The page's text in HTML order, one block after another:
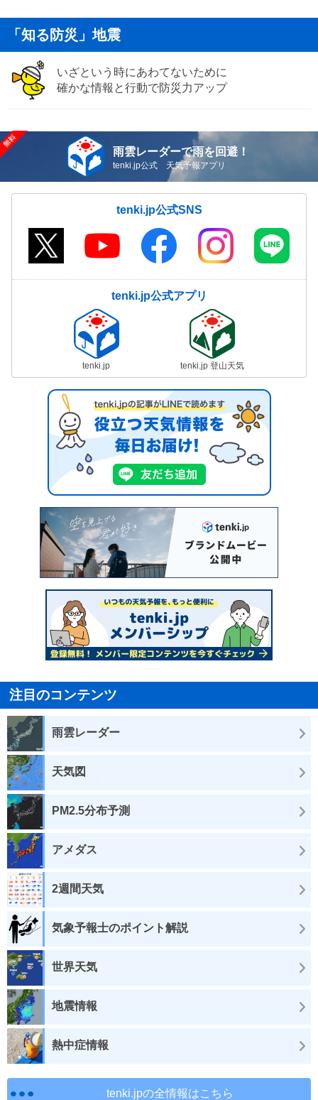
「知る防災」地震
いざという時にあわてないために
確かな情報と行動で防災力アップ
雨雲レーダーで雨を回避！
tenki.jp公式 天気予報アプリ
tenki.jp公式SNS
tenki.jp公式アプリ
tenki.jp tenki.jp 登山天気
注目のコンテンツ
雨雲レーダー
天気図
PM2.5分布予測
アメダス
2週間天気
気象予報士のポイント解説
世界天気
地震情報
熱中症情報
tenki.jpの全情報はこちら